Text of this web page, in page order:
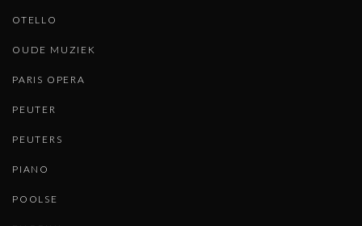
OTELLO
OUDE MUZIEK
PARIS OPERA
PEUTER
PEUTERS
PIANO
POOLSE